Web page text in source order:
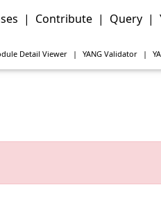
| Contribute | Query |
Detail Viewer | YANG Validator |